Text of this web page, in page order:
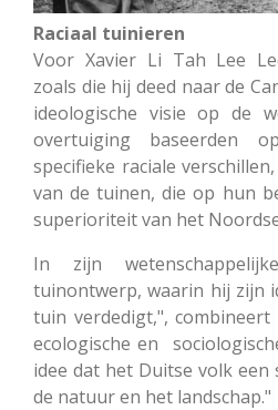
Raciaal tuinieren
Voor Xavier Li Tah Lee
zoals die hij deed naar de
ideologische visie op de
overtuiging baseerden
specifieke raciale
van de tuinen, die op hun
superioriteit van het
In zijn
tuinontwerp, waarin hij zijn
tuin verdedigt,", combineert
ecologische en
idee dat het Duitse volk een
de natuur en het landschap."